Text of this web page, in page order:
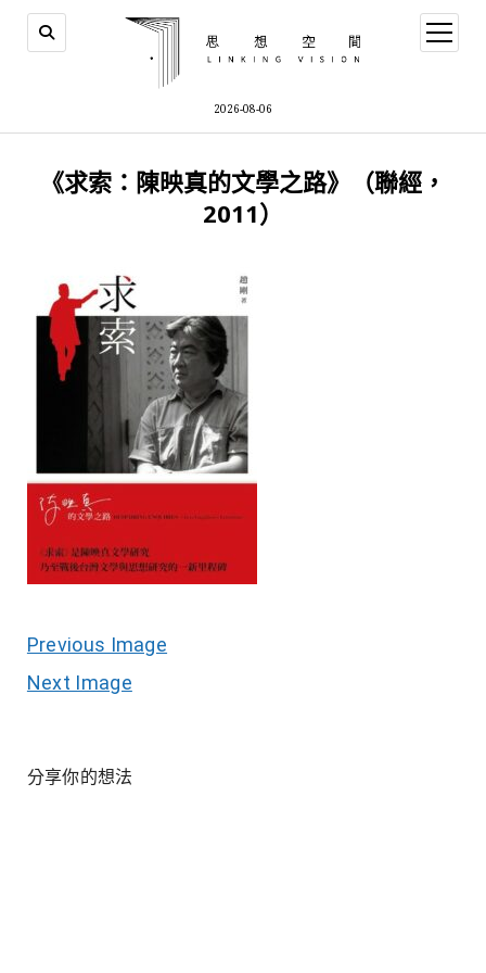
2026-08-06
open
menu
《求索：陳映真的文學之路》（聯經，
2011）
Previous Image
Next Image
分享你的想法